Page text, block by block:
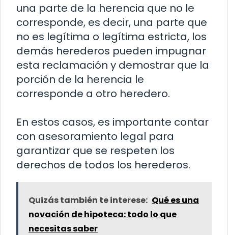
una parte de la herencia que no le
corresponde, es decir, una parte que
no es legítima o legítima estricta, los
demás herederos pueden impugnar
esta reclamación y demostrar que la
porción de la herencia le
corresponde a otro heredero.
En estos casos, es importante contar
con asesoramiento legal para
garantizar que se respeten los
derechos de todos los herederos.
Quizás también te interese: Qué es una
novación de hipoteca: todo lo que
necesitas saber